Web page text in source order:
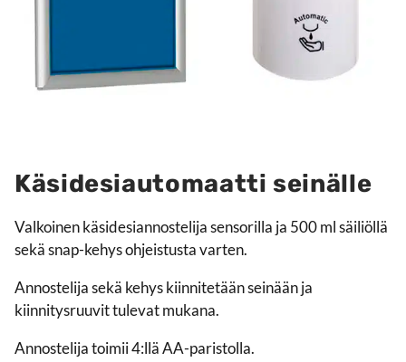
Käsidesiautomaatti seinälle
Valkoinen käsidesiannostelija sensorilla ja 500 ml säiliöllä
sekä snap-kehys ohjeistusta varten.
Annostelija sekä kehys kiinnitetään seinään ja
kiinnitysruuvit tulevat mukana.
Annostelija toimii 4:llä AA-paristolla.